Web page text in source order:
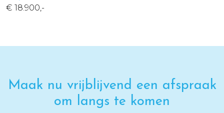
€ 18.900,-
Maak nu vrijblijvend een afspraak
om langs te komen